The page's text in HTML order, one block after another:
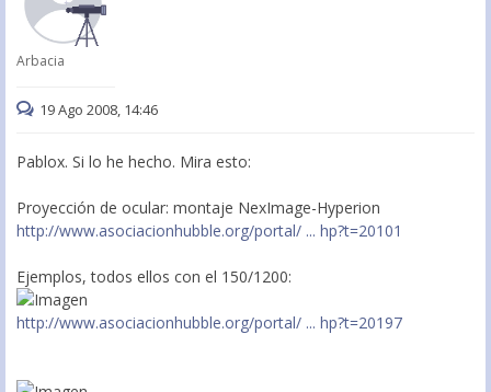
Arbacia
19 Ago 2008, 14:46
Pablox. Si lo he hecho. Mira esto:
Proyección de ocular: montaje NexImage-Hyperion
http://www.asociacionhubble.org/portal/ ... hp?t=20101
Ejemplos, todos ellos con el 150/1200:
http://www.asociacionhubble.org/portal/ ... hp?t=20197